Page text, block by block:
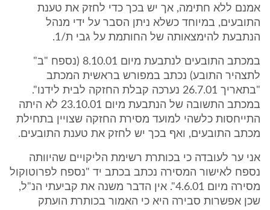
אמנם ללא חתימה, אך יש בכך כדי לחזק את טענת
התובעים, במיוחד כשלא ניתן הסבר על ידי מנהל
הנתבעת להימצאותה של החותמת על גבי ת/1.
במכתב התובעים לנתבעת מיום 8.10.01 (נספח "ב"
לתצהיר התובע) נכתב במפורש בראשית המכתב
"בתאריך 26.7.01 נערכה קבלת החזקה לבית לידנו".
במכתב התשובה של הנתבעת מיום 23.10.01 לא היתה
התייחסות כלשהי למועד מסירת החזקה שצויין בתחילת
מכתב התובעים, ואף בכך יש לחזק את טענת התובעים.
אני ער לעובדה כי בכותרת רשימת הליקויים שהיוותה
נספח לאישור המסירה נכתב בכתב יד "נספח לפרוטוקול
מסירה מיום 4.6.01". אין הדבר משנה את קביעתי הנ"ל,
שכן אפשרות סבירה היא כי האמור בכותרת הועתק